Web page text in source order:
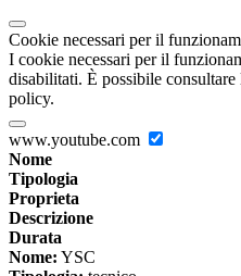
Cookie necessari per il
I cookie necessari per il
disabilitati. È possibile
policy.
www.youtube.com
Nome
Tipologia
Proprieta
Descrizione
Durata
Nome: YSC